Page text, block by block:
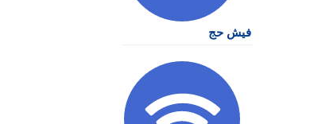
فیش حج